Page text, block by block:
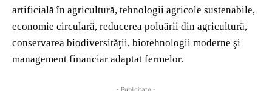
artificială în agricultură, tehnologii agricole sustenabile,
economie circulară, reducerea poluării din agricultură,
conservarea biodiversităţii, biotehnologii moderne şi
management financiar adaptat fermelor.
- Publicitate -